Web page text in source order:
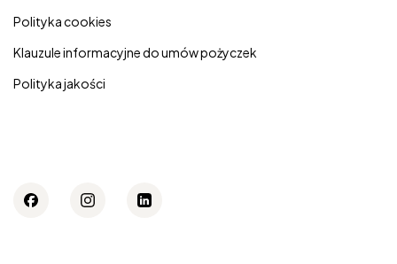
Polityka cookies
Klauzule informacyjne do umów pożyczek
Polityka jakości